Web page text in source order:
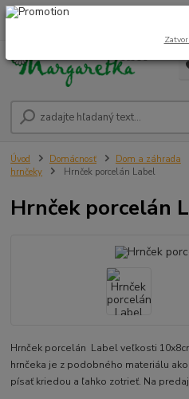
0948 236 042
Úvod Domácnosť Dom a záhrada
hrnčeky
Hrnček porcelán Label
Hrnček porcelán
Hrnček porcelán Label veľkosti
hrnčeka je z podobného materiálu
písať kriedou a ľahko zotrieť. Na